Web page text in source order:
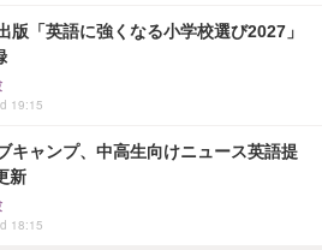
版「英語に強くなる小学校選び2027」
19:15
キャンプ、中高生向けニュース英語提
新
18:15